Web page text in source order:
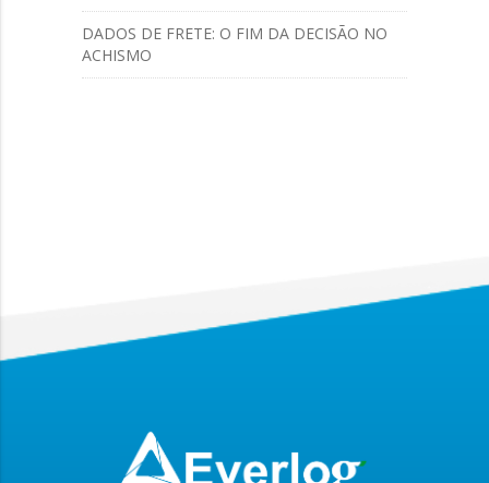
DADOS DE FRETE: O FIM DA DECISÃO NO
ACHISMO